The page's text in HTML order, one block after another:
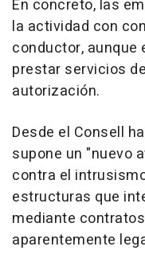
En concreto, las
la actividad con
conductor, aunque
prestar servicios
autorización.
Desde el Consell
supone un "nuevo
contra el
estructuras que
mediante
aparentemente